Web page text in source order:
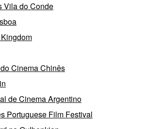
Vila do Conde
Kingdom
Cinema Chinês
de Cinema Argentino
Portuguese Film Festival